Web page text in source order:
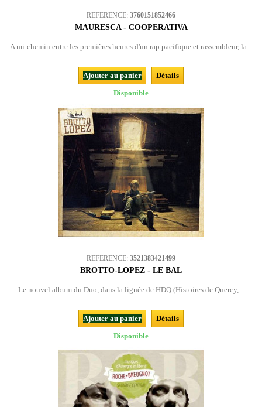
REFERENCE: 3760151852466
MAURESCA - COOPERATIVA
A mi-chemin entre les premières heures d'un rap pacifique et rassembleur, la...
Ajouter au panier
Détails
Disponible
REFERENCE: 3521383421499
BROTTO-LOPEZ - LE BAL
Le nouvel album du Duo, dans la lignée de HDQ (Histoires de Quercy,...
Ajouter au panier
Détails
Disponible